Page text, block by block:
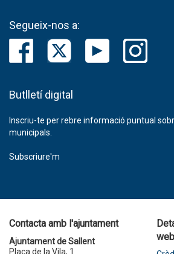
Segueix-nos a:
Butlletí digital
Inscriu-te per rebre informació puntual
municipals.
Subscriure'm
Contacta amb l'ajuntament
Ajuntament de Sallent
Plaça de la Vila, 1
web